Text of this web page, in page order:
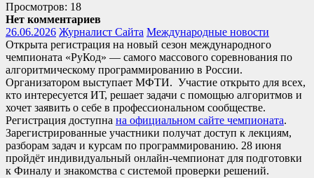
Просмотров: 18
Нет комментариев
26.06.2026 Журналист Сайта Международные новости
Открыта регистрация на новый сезон международного
чемпионата «РуКод» — самого массового соревнования по
алгоритмическому программированию в России.
Организатором выступает МФТИ. Участие открыто для всех,
кто интересуется ИТ, решает задачи с помощью алгоритмов и
хочет заявить о себе в профессиональном сообществе.
Регистрация доступна на официальном сайте чемпионата.
Зарегистрированные участники получат доступ к лекциям,
разборам задач и курсам по программированию. 28 июня
пройдёт индивидуальный онлайн-чемпионат для подготовки
к Финалу и знакомства с системой проверки решений.